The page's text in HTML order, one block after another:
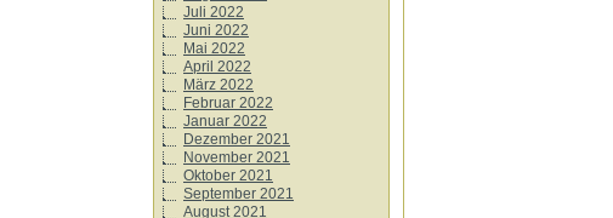
Juli 2022
Juni 2022
Mai 2022
April 2022
März 2022
Februar 2022
Januar 2022
Dezember 2021
November 2021
Oktober 2021
September 2021
August 2021